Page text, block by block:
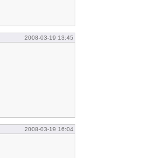
2008-03-19 13:45
2008-03-19 16:04